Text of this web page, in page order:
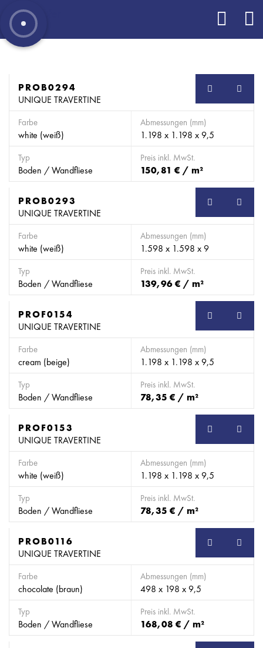
SB
PROB0294
UNIQUE TRAVERTINE
Farbe
white (weiß)
Abmessungen (mm)
1.198 x 1.198 x 9,5
Typ
Boden / Wandfliese
Preis inkl. MwSt.
150,81 € / m²
SB
PROB0293
UNIQUE TRAVERTINE
Farbe
white (weiß)
Abmessungen (mm)
1.598 x 1.598 x 9
Typ
Boden / Wandfliese
Preis inkl. MwSt.
139,96 € / m²
SB
PROF0154
UNIQUE TRAVERTINE
Farbe
cream (beige)
Abmessungen (mm)
1.198 x 1.198 x 9,5
Typ
Boden / Wandfliese
Preis inkl. MwSt.
78,35 € / m²
SB
PROF0153
UNIQUE TRAVERTINE
Farbe
white (weiß)
Abmessungen (mm)
1.198 x 1.198 x 9,5
Typ
Boden / Wandfliese
Preis inkl. MwSt.
78,35 € / m²
SB
PROB0116
UNIQUE TRAVERTINE
Farbe
chocolate (braun)
Abmessungen (mm)
498 x 198 x 9,5
Typ
Boden / Wandfliese
Preis inkl. MwSt.
168,08 € / m²